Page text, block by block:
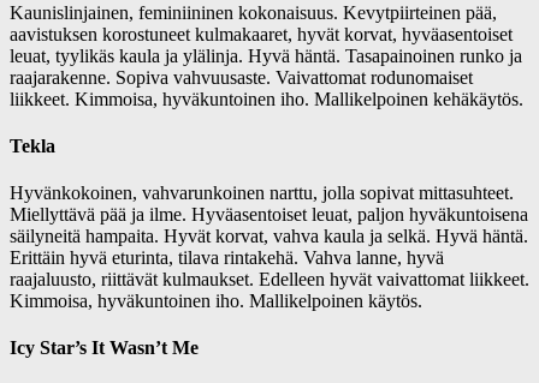
Kaunislinjainen, feminiininen kokonaisuus. Kevytpiirteinen pää,
aavistuksen korostuneet kulmakaaret, hyvät korvat, hyväasentoiset
leuat, tyylikäs kaula ja ylälinja. Hyvä häntä. Tasapainoinen runko ja
raajarakenne. Sopiva vahvuusaste. Vaivattomat rodunomaiset
liikkeet. Kimmoisa, hyväkuntoinen iho. Mallikelpoinen kehäkäytös.
Tekla
Hyvänkokoinen, vahvarunkoinen narttu, jolla sopivat mittasuhteet.
Miellyttävä pää ja ilme. Hyväasentoiset leuat, paljon hyväkuntoisena
säilyneitä hampaita. Hyvät korvat, vahva kaula ja selkä. Hyvä häntä.
Erittäin hyvä eturinta, tilava rintakehä. Vahva lanne, hyvä
raajaluusto, riittävät kulmaukset. Edelleen hyvät vaivattomat liikkeet.
Kimmoisa, hyväkuntoinen iho. Mallikelpoinen käytös.
Icy Star’s It Wasn’t Me